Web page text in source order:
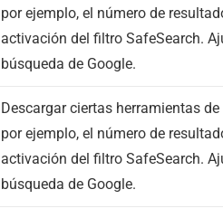
por ejemplo, el número de
activación del filtro SafeSearch.
búsqueda de Google.
Descargar ciertas herramientas
por ejemplo, el número de
activación del filtro SafeSearch.
búsqueda de Google.